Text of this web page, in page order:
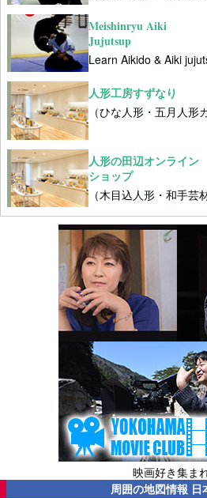
Meishinryu Aiki
Jujutsup
Learn Aikido & Aiki
人形工房すずなり
（ひな人形・五月人形
人形の田辺オンライン
ショップ
（木目込人形・和手芸
映画好き集ま
周囲の地図情報 日